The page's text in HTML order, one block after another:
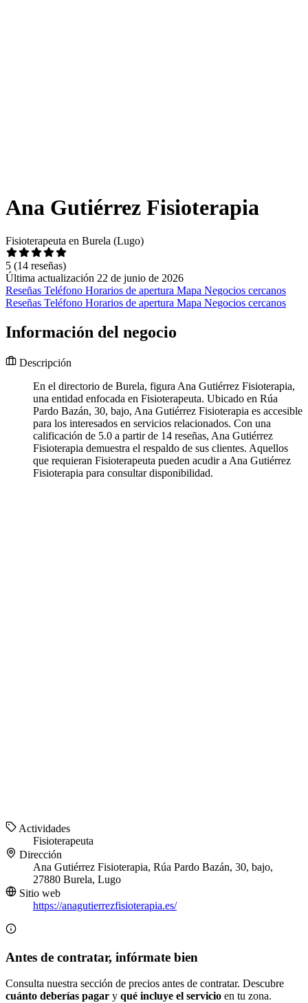
Ana Gutiérrez Fisioterapia
Fisioterapeuta en Burela (Lugo)
5 (14 reseñas)
Última actualización 22 de junio de 2026
Reseñas Teléfono Horarios de apertura Mapa Negocios cercanos
Reseñas Teléfono Horarios de apertura Mapa Negocios cercanos
Información del negocio
Descripción
En el directorio de Burela, figura Ana Gutiérrez Fisioterapia,
una entidad enfocada en Fisioterapeuta. Ubicado en Rúa
Pardo Bazán, 30, bajo, Ana Gutiérrez Fisioterapia es accesible
para los interesados en servicios relacionados. Con una
calificación de 5.0 a partir de 14 reseñas, Ana Gutiérrez
Fisioterapia demuestra el respaldo de sus clientes. Aquellos
que requieran Fisioterapeuta pueden acudir a Ana Gutiérrez
Fisioterapia para consultar disponibilidad.
Actividades
Fisioterapeuta
Dirección
Ana Gutiérrez Fisioterapia, Rúa Pardo Bazán, 30, bajo,
27880 Burela, Lugo
Sitio web
https://anagutierrezfisioterapia.es/
Antes de contratar, infórmate bien
Consulta nuestra sección de precios antes de contratar. Descubre
cuánto deberías pagar y qué incluye el servicio en tu zona.